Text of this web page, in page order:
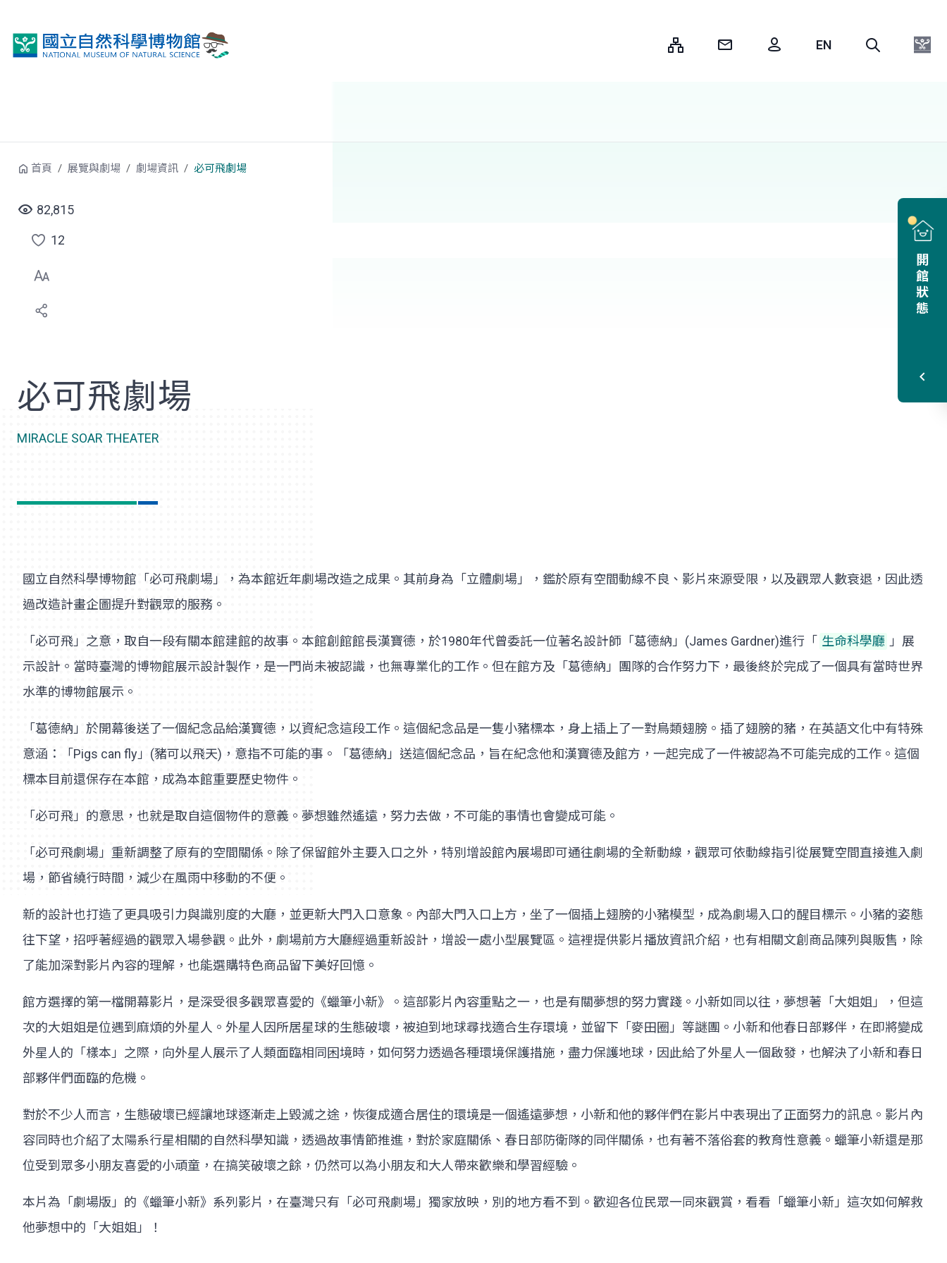
開館狀態
首頁 展覽與劇場 劇場資訊 必可飛劇場
82,815
點
選
喜
12
必可飛劇場
MIRACLE SOAR THEATER
國立自然科學博物館「必可飛劇場」，為本館近年劇場改造之成果。其前身為「立體劇場」，鑑於原有空間動線不良、影片來源受限，以及觀眾人數衰退，因此透
過改造計畫企圖提升對觀眾的服務。
「必可飛」之意，取自一段有關本館建館的故事。本館創館館長漢寶德，於1980年代曾委託一位著名設計師「葛德納」(James Gardner)進行「 生命科學廳 」展
示設計。當時臺灣的博物館展示設計製作，是一門尚未被認識，也無專業化的工作。但在館方及「葛德納」團隊的合作努力下，最後終於完成了一個具有當時世界
水準的博物館展示。
「葛德納」於開幕後送了一個紀念品給漢寶德，以資紀念這段工作。這個紀念品是一隻小豬標本，身上插上了一對鳥類翅膀。插了翅膀的豬，在英語文化中有特殊
意涵：「Pigs can fly」(豬可以飛天)，意指不可能的事。「葛德納」送這個紀念品，旨在紀念他和漢寶德及館方，一起完成了一件被認為不可能完成的工作。這個
標本目前還保存在本館，成為本館重要歷史物件。
「必可飛」的意思，也就是取自這個物件的意義。夢想雖然遙遠，努力去做，不可能的事情也會變成可能。
「必可飛劇場」重新調整了原有的空間關係。除了保留館外主要入口之外，特別增設館內展場即可通往劇場的全新動線，觀眾可依動線指引從展覽空間直接進入劇
場，節省繞行時間，減少在風雨中移動的不便。
新的設計也打造了更具吸引力與識別度的大廳，並更新大門入口意象。內部大門入口上方，坐了一個插上翅膀的小豬模型，成為劇場入口的醒目標示。小豬的姿態
往下望，招呼著經過的觀眾入場參觀。此外，劇場前方大廳經過重新設計，增設一處小型展覽區。這裡提供影片播放資訊介紹，也有相關文創商品陳列與販售，除
了能加深對影片內容的理解，也能選購特色商品留下美好回憶。
館方選擇的第一檔開幕影片，是深受很多觀眾喜愛的《蠟筆小新》。這部影片內容重點之一，也是有關夢想的努力實踐。小新如同以往，夢想著「大姐姐」，但這
次的大姐姐是位遇到麻煩的外星人。外星人因所居星球的生態破壞，被迫到地球尋找適合生存環境，並留下「麥田圈」等謎團。小新和他春日部夥伴，在即將變成
外星人的「樣本」之際，向外星人展示了人類面臨相同困境時，如何努力透過各種環境保護措施，盡力保護地球，因此給了外星人一個啟發，也解決了小新和春日
部夥伴們面臨的危機。
對於不少人而言，生態破壞已經讓地球逐漸走上毀滅之途，恢復成適合居住的環境是一個遙遠夢想，小新和他的夥伴們在影片中表現出了正面努力的訊息。影片內
容同時也介紹了太陽系行星相關的自然科學知識，透過故事情節推進，對於家庭關係、春日部防衛隊的同伴關係，也有著不落俗套的教育性意義。蠟筆小新還是那
位受到眾多小朋友喜愛的小頑童，在搞笑破壞之餘，仍然可以為小朋友和大人帶來歡樂和學習經驗。
本片為「劇場版」的《蠟筆小新》系列影片，在臺灣只有「必可飛劇場」獨家放映，別的地方看不到。歡迎各位民眾一同來觀賞，看看「蠟筆小新」這次如何解救
他夢想中的「大姐姐」！